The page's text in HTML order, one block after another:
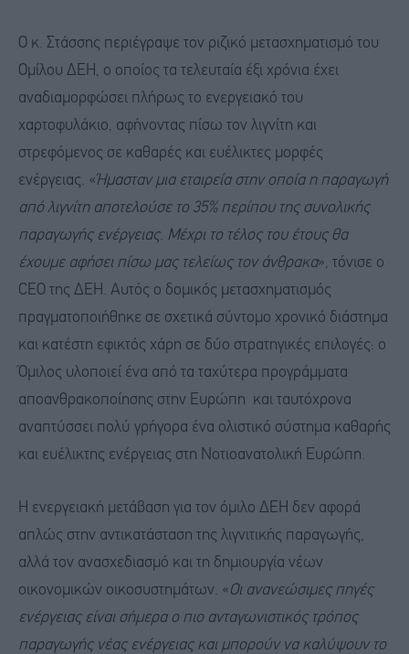
Ο κ. Στάσσης περιέγραψε τον ριζικό μετασχηματισμό του
Ομίλου ΔΕΗ, ο οποίος τα τελευταία έξι χρόνια έχει
αναδιαμορφώσει πλήρως το ενεργειακό του
χαρτοφυλάκιο, αφήνοντας πίσω τον λιγνίτη και
στρεφόμενος σε καθαρές και ευέλικτες μορφές
ενέργειας. «Ήμασταν μια εταιρεία στην οποία η παραγωγή
από λιγνίτη αποτελούσε το 35% περίπου της συνολικής
παραγωγής ενέργειας. Μέχρι το τέλος του έτους θα
έχουμε αφήσει πίσω μας τελείως τον άνθρακα», τόνισε ο
CEO της ΔΕΗ. Αυτός ο δομικός μετασχηματισμός
πραγματοποιήθηκε σε σχετικά σύντομο χρονικό διάστημα
και κατέστη εφικτός χάρη σε δύο στρατηγικές επιλογές: ο
Όμιλος υλοποιεί ένα από τα ταχύτερα προγράμματα
αποανθρακοποίησης στην Ευρώπη και ταυτόχρονα
αναπτύσσει πολύ γρήγορα ένα ολιστικό σύστημα καθαρής
και ευέλικτης ενέργειας στη Νοτιοανατολική Ευρώπη.
Η ενεργειακή μετάβαση για τον όμιλο ΔΕΗ δεν αφορά
απλώς στην αντικατάσταση της λιγνιτικής παραγωγής,
αλλά τον ανασχεδιασμό και τη δημιουργία νέων
οικονομικών οικοσυστημάτων. «Οι ανανεώσιμες πηγές
ενέργειας είναι σήμερα ο πιο ανταγωνιστικός τρόπος
παραγωγής νέας ενέργειας και μπορούν να καλύψουν το